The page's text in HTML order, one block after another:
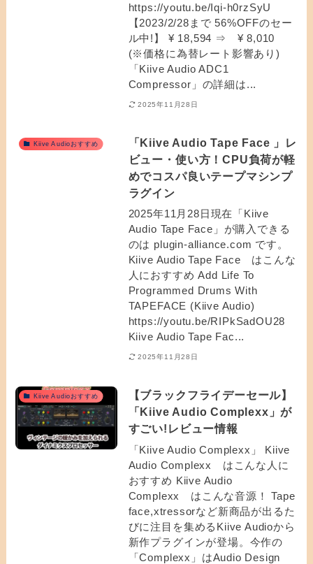
https://youtu.be/Iqi-h0rzSyU
【2023/2/28まで 56%OFFのセー
ル中!】 ¥ 18,594 ⇒ ¥ 8,010
(※価格に為替レート影響あり)
「Kiive Audio ADC1
Compressor」の詳細は...
2025年11月28日
Kiive Audioおすすめ
「Kiive Audio Tape Face 」レ
ビュー・使い方！CPU負荷が軽
めでコスパ良いテープマシンプ
ラグイン
2025年11月28日現在「Kiive
Audio Tape Face」が購入できる
のは plugin-alliance.com です。
Kiive Audio Tape Face はこんな
人におすすめ Add Life To
Programmed Drums With
TAPEFACE (Kiive Audio)
https://youtu.be/RIPkSadOU28
Kiive Audio Tape Fac...
2025年11月28日
Kiive Audioおすすめ
【ブラックフライデーセール】
「Kiive Audio Complexx」が
すごい!レビュー情報
「Kiive Audio Complexx」 Kiive
Audio Complexx はこんな人に
おすすめ Kiive Audio
Complexx はこんな音源！ Tape
face,xtressorなど新商品が出るた
びに注目を集めるKiive Audioから
新作プラグインが登場。今作の
「Complexx」はAudio Design